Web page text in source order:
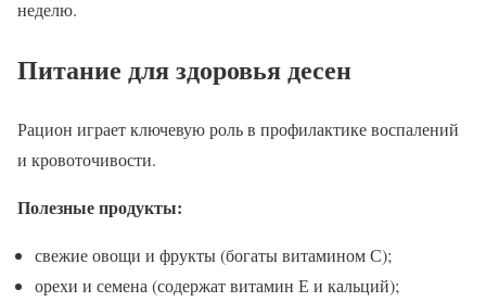
неделю.
Питание для здоровья десен
Рацион играет ключевую роль в профилактике воспалений
и кровоточивости.
Полезные продукты:
свежие овощи и фрукты (богаты витамином С);
орехи и семена (содержат витамин Е и кальций);